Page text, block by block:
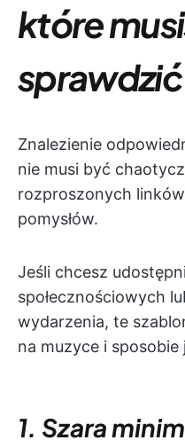
które
sprawdzić
Znalezienie
nie musi być
rozproszonych
pomysłów.
Jeśli chcesz
społecznościowych
wydarzenia, te
na muzyce i sposobie
1. Szara